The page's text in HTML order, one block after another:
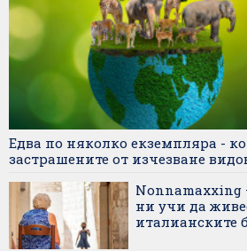
Едва по няколко екземпляра -
застрашените от изчезване
Nonnamaxxing
ни учи да
италианските